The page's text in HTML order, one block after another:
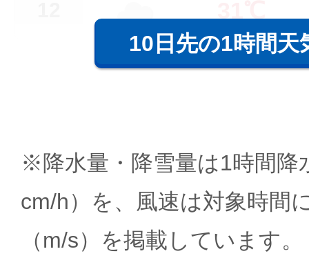
10日先の1時間天
※降水量・降雪量は1時間降
cm/h）を、風速は対象時間
（m/s）を掲載しています。